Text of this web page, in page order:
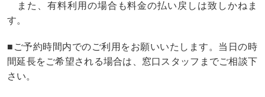
また、有料利用の場合も料金の払い戻しは致しかねま
す。
■ご予約時間内でのご利用をお願いいたします。当日の時
間延長をご希望される場合は、窓口スタッフまでご相談下
さい。